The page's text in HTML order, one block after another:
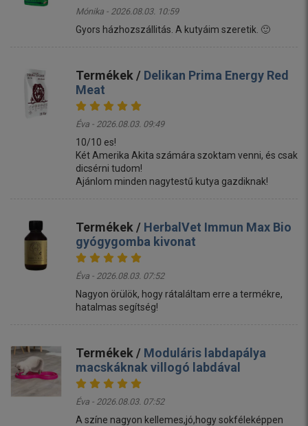
Mónika - 2026.08.03. 10:59
Gyors házhozszállitás. A kutyáim szeretik. 🙂
Termékek / Delikan Prima Energy Red
Meat
Éva - 2026.08.03. 09:49
10/10 es!
Két Amerika Akita számára szoktam venni, és csak
dicsérni tudom!
Ajánlom minden nagytestű kutya gazdiknak!
Termékek / HerbalVet Immun Max Bio
gyógygomba kivonat
Éva - 2026.08.03. 07:52
Nagyon örülök, hogy rátaláltam erre a termékre,
hatalmas segítség!
Termékek / Moduláris labdapálya
macskáknak villogó labdával
Éva - 2026.08.03. 07:52
A színe nagyon kellemes,jó,hogy sokféleképpen